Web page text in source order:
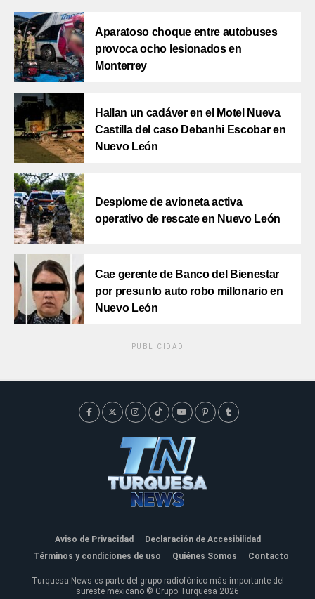
Aparatoso choque entre autobuses
provoca ocho lesionados en
Monterrey
Hallan un cadáver en el Motel Nueva
Castilla del caso Debanhi Escobar en
Nuevo León
Desplome de avioneta activa
operativo de rescate en Nuevo León
Cae gerente de Banco del Bienestar
por presunto auto robo millonario en
Nuevo León
PUBLICIDAD
Aviso de Privacidad
Declaración de Accesibilidad
Términos y condiciones de uso
Quiénes Somos Contacto
Turquesa News es parte del grupo radiofónico más importante del
sureste mexicano © Grupo Turquesa 2026